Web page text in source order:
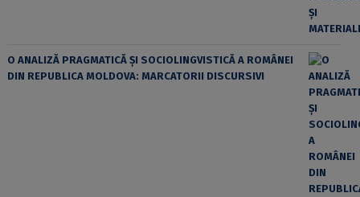
O ANALIZĂ PRAGMATICĂ ȘI SOCIOLINGVISTICĂ A ROMÂNEI
DIN REPUBLICA MOLDOVA: MARCATORII DISCURSIVI